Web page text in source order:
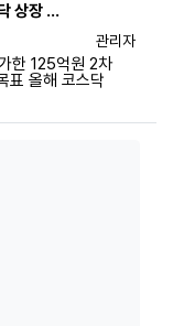
상장 …
등록자
관리자
한 125억원 2차
표 올해 코스닥